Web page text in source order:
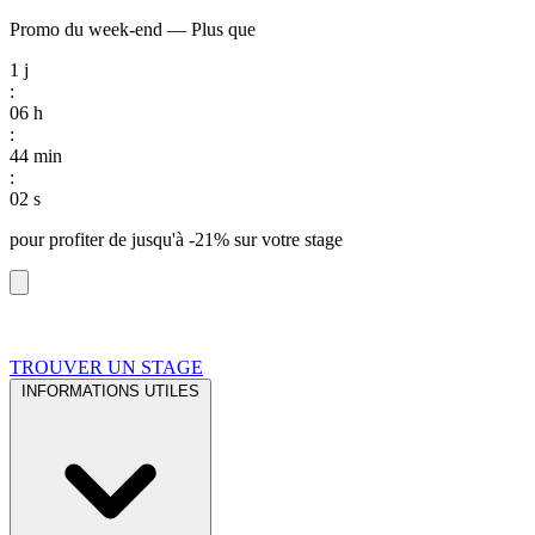
Promo du week-end — Plus que
1 j
:
06 h
:
44 min
:
02 s
pour profiter de jusqu'à -21% sur votre stage
TROUVER UN STAGE
INFORMATIONS UTILES